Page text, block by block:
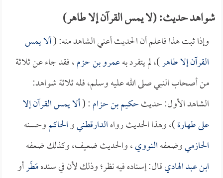
شواهد حديث: (لا يمس القرآن إلا طاهر)
وإذا ثبت هذا فاعلم أن الحديث أعني الشاهد منه: (ألا يمس
القرآن إلا طاهر)، لم يتفرد بهعمرو بن حزم، فقد جاء عن ثلاثة
من أصحاب النبي صلى الله عليه وسلم، فله ثلاثة شواهد:
الشاهد الأول: حديثحكيم بن حزام: (ألا يمس القرآن إلا
على طهارة)، وهذا الحديث رواهالدارقطنيوالحاكموحسنه
الحازميوضعفهالنووي، والحديث ضعيف، وكذلك ضعفه
ابن عبد الهاديقال: إسناده فيه نظر؛ وذلك لأن في سندهمَطَرأو